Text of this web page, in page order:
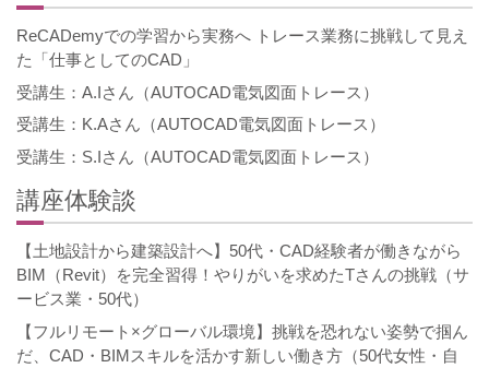
ReCADemyでの学習から実務へ トレース業務に挑戦して見え
た「仕事としてのCAD」
受講生：A.Iさん（AUTOCAD電気図面トレース）
受講生：K.Aさん（AUTOCAD電気図面トレース）
受講生：S.Iさん（AUTOCAD電気図面トレース）
講座体験談
【土地設計から建築設計へ】50代・CAD経験者が働きながら
BIM（Revit）を完全習得！やりがいを求めたTさんの挑戦（サ
ービス業・50代）
【フルリモート×グローバル環境】挑戦を恐れない姿勢で掴ん
だ、CAD・BIMスキルを活かす新しい働き方（50代女性・自